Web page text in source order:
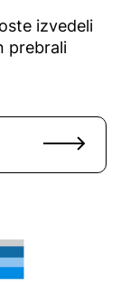
izvedeli
prebrali